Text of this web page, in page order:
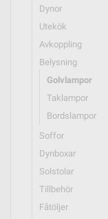
Dynor
Utekök
Avkoppling
Belysning
Golvlampor
Taklampor
Bordslampor
Soffor
Dynboxar
Solstolar
Tillbehör
Fåtöljer